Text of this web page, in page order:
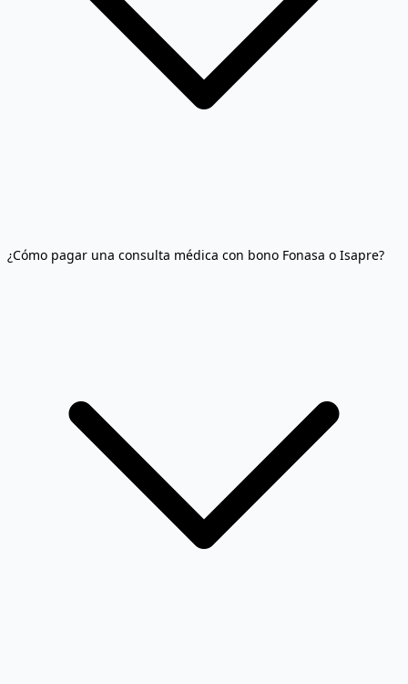
¿Cómo pagar una consulta médica con bono Fonasa o Isapre?